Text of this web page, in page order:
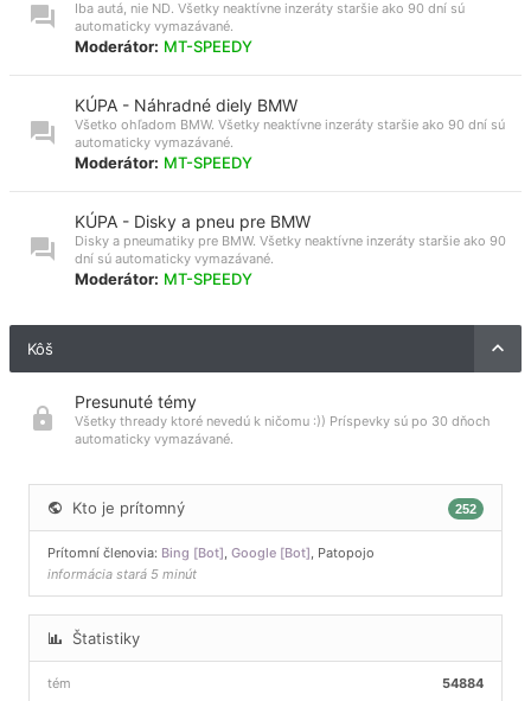
Iba autá, nie ND. Všetky neaktívne inzeráty staršie ako 90 dní sú
automaticky vymazávané.
Moderátor: MT-SPEEDY
KÚPA - Náhradné diely BMW
Všetko ohľadom BMW. Všetky neaktívne inzeráty staršie ako 90 dní sú
automaticky vymazávané.
Moderátor: MT-SPEEDY
KÚPA - Disky a pneu pre BMW
Disky a pneumatiky pre BMW. Všetky neaktívne inzeráty staršie ako 90
dní sú automaticky vymazávané.
Moderátor: MT-SPEEDY
Kôš
Presunuté témy
Všetky thready ktoré nevedú k ničomu :)) Príspevky sú po 30 dňoch
automaticky vymazávané.
Kto je prítomný 252
Prítomní členovia: Bing [Bot] Google [Bot] Patopojo
informácia stará 5 minút
Štatistiky
54884
tém